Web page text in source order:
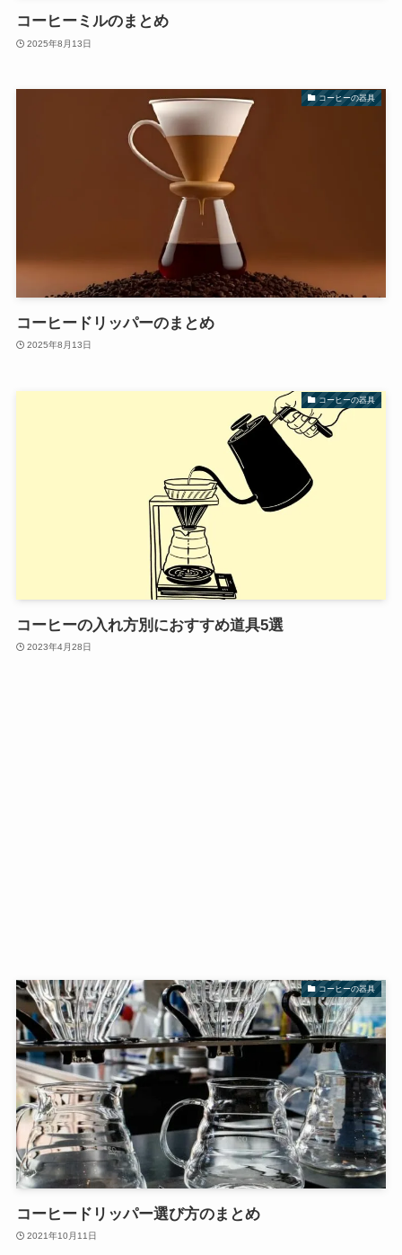
コーヒーミルのまとめ
2025年8月13日
コーヒーの器具
コーヒードリッパーのまとめ
2025年8月13日
コーヒーの器具
コーヒーの入れ方別におすすめ道具5選
2023年4月28日
コーヒーの器具
コーヒードリッパー選び方のまとめ
2021年10月11日